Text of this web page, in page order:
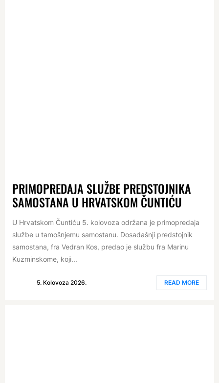
PRIMOPREDAJA SLUŽBE PREDSTOJNIKA
SAMOSTANA U HRVATSKOM ČUNTIĆU
U Hrvatskom Čuntiću 5. kolovoza održana je primopredaja
službe u tamošnjemu samostanu. Dosadašnji predstojnik
samostana, fra Vedran Kos, predao je službu fra Marinu
Kuzminskome, koji...
5. Kolovoza 2026. READ MORE